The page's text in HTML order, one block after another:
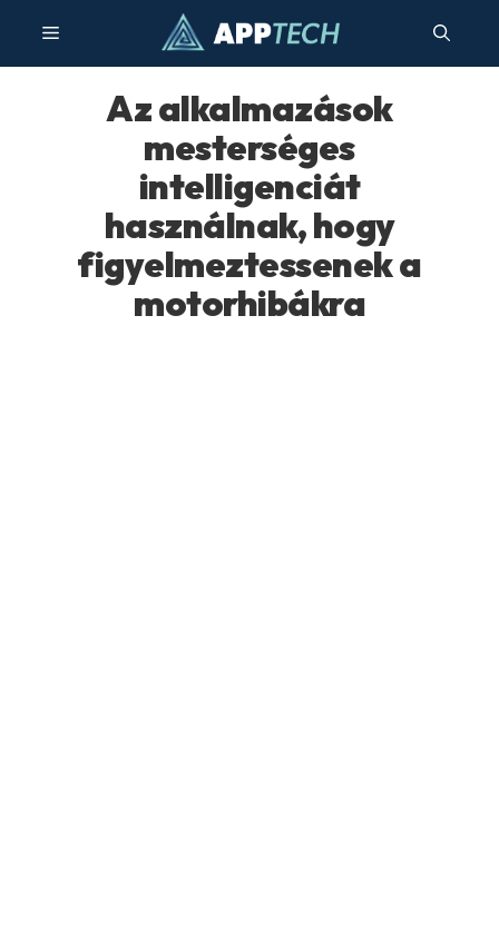
tartalomba
Menü
Az alkalmazások
mesterséges
intelligenciát
használnak, hogy
figyelmeztessenek a
motorhibákra